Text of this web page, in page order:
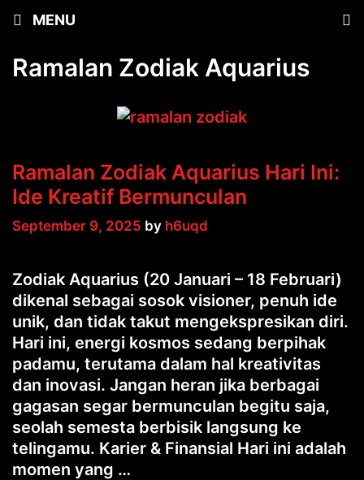
Skip
to
MENU
Ramalan Zodiak Aquarius
Ramalan Zodiak Aquarius Hari Ini:
Ide Kreatif Bermunculan
September 9, 2025 by h6uqd
Zodiak Aquarius (20 Januari – 18 Februari)
dikenal sebagai sosok visioner, penuh ide
unik, dan tidak takut mengekspresikan diri.
Hari ini, energi kosmos sedang berpihak
padamu, terutama dalam hal kreativitas
dan inovasi. Jangan heran jika berbagai
gagasan segar bermunculan begitu saja,
seolah semesta berbisik langsung ke
telingamu. Karier & Finansial Hari ini adalah
momen yang …